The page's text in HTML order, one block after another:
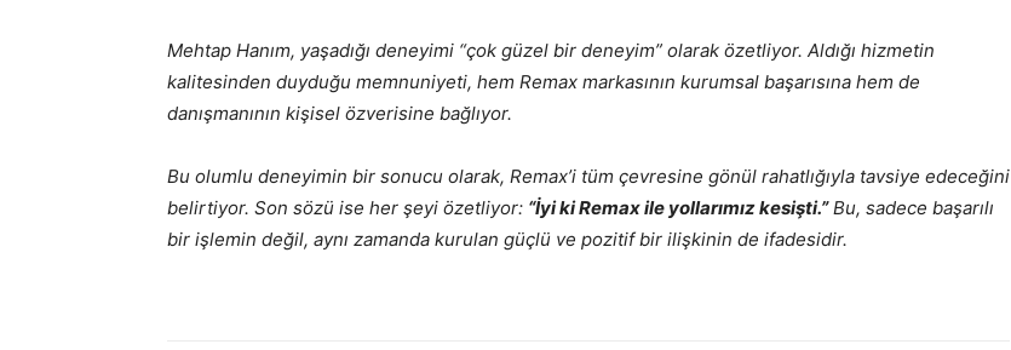
Mehtap Hanım, yaşadığı deneyimi “çok güzel bir deneyim” olarak özetliyor. Aldığı hizmetin
kalitesinden duyduğu memnuniyeti, hem Remax markasının kurumsal başarısına hem de
danışmanının kişisel özverisine bağlıyor.
Bu olumlu deneyimin bir sonucu olarak, Remax’i tüm çevresine gönül rahatlığıyla tavsiye edeceğini
belirtiyor. Son sözü ise her şeyi özetliyor: “İyi ki Remax ile yollarımız kesişti.”Bu, sadece başarılı
bir işlemin değil, aynı zamanda kurulan güçlü ve pozitif bir ilişkinin de ifadesidir.